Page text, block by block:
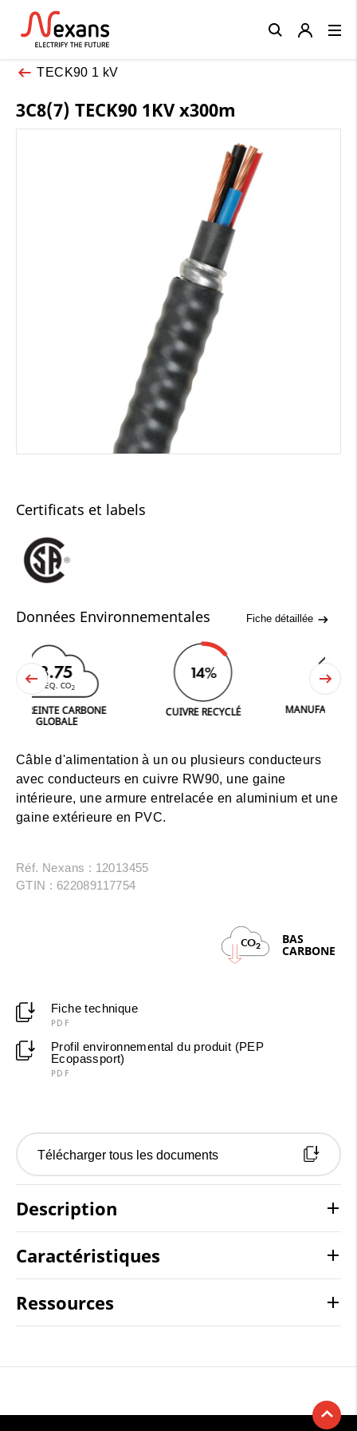
TECK90 1 kV
3C8(7) TECK90 1KV x300m
Certificats et labels
Données Environnementales Fiche détaillée
3.75
T EQ. CO
CARBONE
14%
CUIVRE RECYCLÉ MANUFACTURED IN
Câble d'alimentation à un ou plusieurs conducteurs
avec conducteurs en cuivre RW90, une gaine
intérieure, une armure entrelacée en aluminium et une
gaine extérieure en PVC.
Réf. Nexans : 12013455
GTIN : 622089117754
CO2 BAS
CARBONE
Fiche technique
PDF
Profil environnemental du produit (PEP
Ecopassport)
PDF
Télécharger tous les documents
Description
Caractéristiques
Ressources
Close